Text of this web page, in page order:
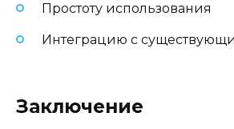
Простоту использования
Интеграцию с
Заключение